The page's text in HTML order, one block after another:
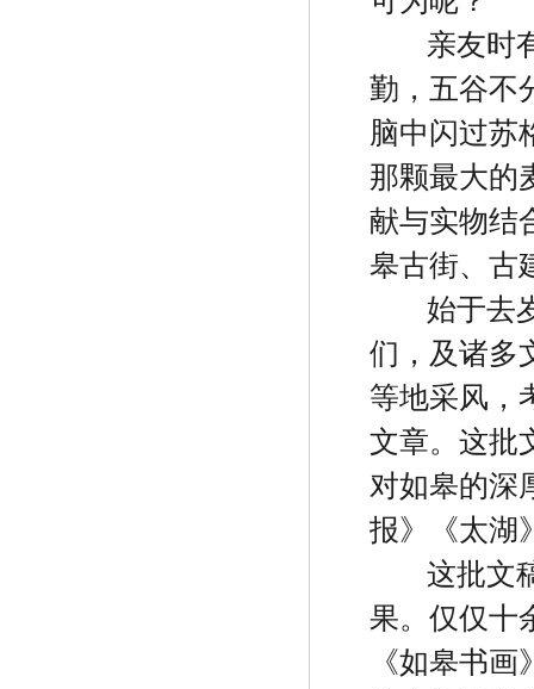
亲友时
勤，五谷不
脑中闪过苏
那颗最大的
献与实物结
皋古街、古
始于去
们，及诸多
等地采风，
文章。这批
对如皋的深
报》《太湖
这批文
果。仅仅十
《如皋书